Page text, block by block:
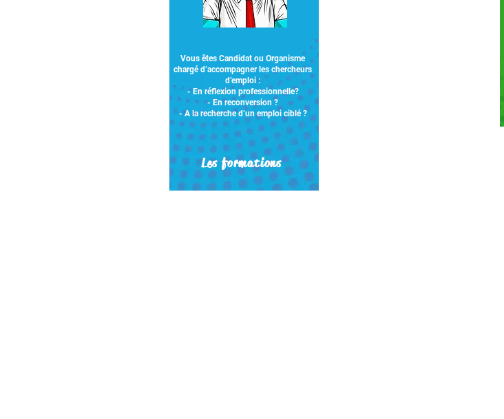
Vous êtes Candidat ou Organisme
chargé d’accompagner les chercheurs
d’emploi :​
- En réflexion professionnelle?
- En reconversion ?
- A la recherche d’un emploi ciblé ?
Les formations